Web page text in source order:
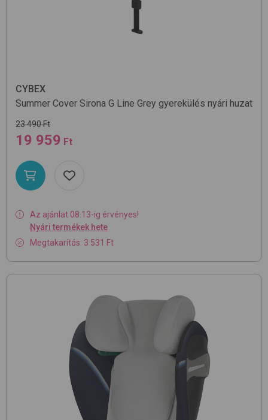
CYBEX
Summer Cover Sirona G Line Grey gyerekülés nyári huzat
23 490 Ft
19 959 Ft
Az ajánlat 08.13-ig érvényes!
Nyári termékek hete
Megtakarítás: 3 531 Ft